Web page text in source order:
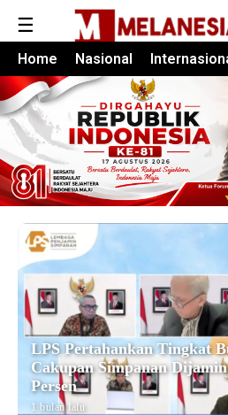
☰
Home Nasional
LPS Pertahankan Tingkat
Cakupan Simpanan
Persen
1 bulan lalu